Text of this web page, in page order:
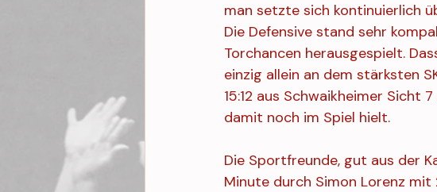
man setzte sich kontinuierlich
Die Defensive stand sehr
Torchancen herausgespielt.
einzig allein an dem stärksten
15:12 aus Schwaikheimer Sicht
damit noch im Spiel hielt.
Die Sportfreunde, gut aus der
Minute durch Simon Lorenz mit